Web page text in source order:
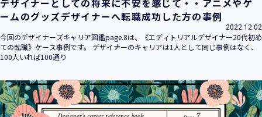
ームのグッズデザイナーへ転職成功した方の事例
2022.12.02
今回のデザイナーズキャリア図鑑page.8は、《エディトリアルデザイナー20代初め
ての転職》ケース事例です。 デザイナーのキャリアは1人として同じ事例はなく、
100人いれば100通り